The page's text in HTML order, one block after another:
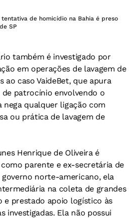
tentativa de homicídio na Bahia é preso
SP
também é investigado por
em operações de lavagem de
ao caso VaideBet, que apura
patrocínio envolvendo o
nega qualquer ligação com
ou prática de lavagem de
Henrique de Oliveira é
parente e ex-secretária de
governo norte-americano, ela
na coleta de grandes
e prestado apoio logístico às
investigadas. Ela não possui